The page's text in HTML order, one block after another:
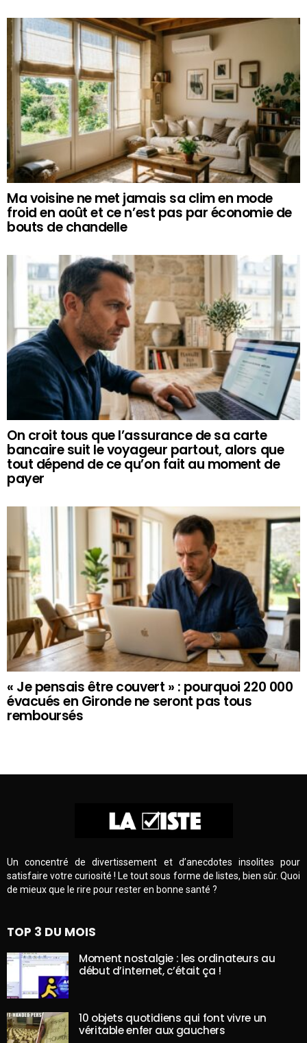
Ma voisine ne met jamais sa clim en mode
froid en août et ce n’est pas par économie de
bouts de chandelle
On croit tous que l’assurance de sa carte
bancaire suit le voyageur partout, alors que
tout dépend de ce qu’on fait au moment de
payer
« Je pensais être couvert » : pourquoi 220 000
évacués en Gironde ne seront pas tous
remboursés
Un concentré de divertissement et d’anecdotes insolites pour
satisfaire votre curiosité ! Le tout sous forme de listes, bien sûr. Quoi
de mieux que le rire pour rester en bonne santé ?
TOP 3 DU MOIS
Moment nostalgie : les ordinateurs au
début d’internet, c’était ça !
10 objets quotidiens qui font vivre un
véritable enfer aux gauchers